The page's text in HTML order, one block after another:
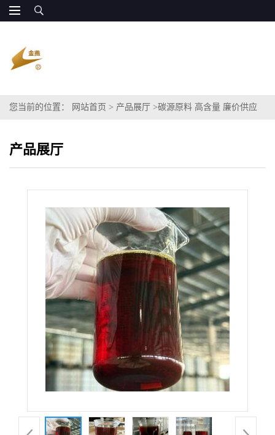
您当前的位置： 网站首页 > 产品展厅 >碳源原料 高含量 廉价供应
产品展厅